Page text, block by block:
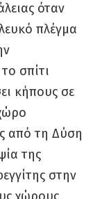
όταν
πλέγμα
σπίτι
κήπους σε
από τη Δύση
της
στην